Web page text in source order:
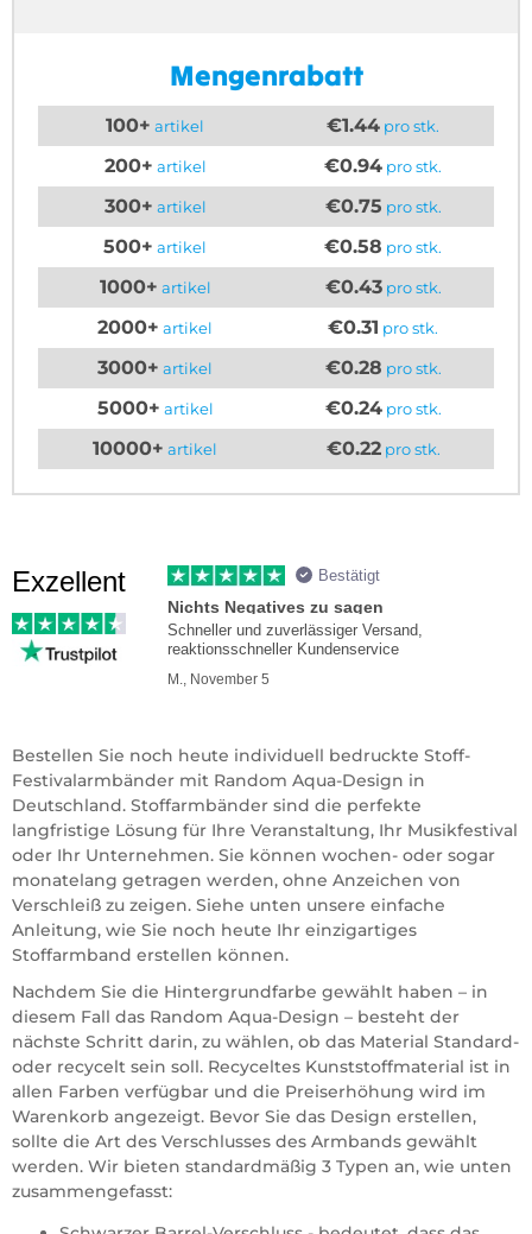
Mengenrabatt
100+ artikel €1.44 pro stk.
200+ artikel €0.94 pro stk.
300+ artikel €0.75 pro stk.
500+ artikel €0.58 pro stk.
1000+ artikel €0.43pro stk.
2000+ artikel €0.31 pro stk.
3000+ artikel €0.28 pro stk.
5000+ artikel €0.24pro stk.
10000+ artikel €0.22pro stk.
Exzellent Bestätigt
Nichts Negatives zu sagen
Schneller und zuverlässiger Versand,
reaktionsschneller Kundenservice
M., November 5
Bestellen Sie noch heute individuell bedruckte Stoff-
Festivalarmbänder mit Random Aqua-Design in
Deutschland. Stoffarmbänder sind die perfekte
langfristige Lösung für Ihre Veranstaltung, Ihr Musikfestival
oder Ihr Unternehmen. Sie können wochen- oder sogar
monatelang getragen werden, ohne Anzeichen von
Verschleiß zu zeigen. Siehe unten unsere einfache
Anleitung, wie Sie noch heute Ihr einzigartiges
Stoffarmband erstellen können.
Nachdem Sie die Hintergrundfarbe gewählt haben – in
diesem Fall das Random Aqua-Design – besteht der
nächste Schritt darin, zu wählen, ob das Material Standard-
oder recycelt sein soll. Recyceltes Kunststoffmaterial ist in
allen Farben verfügbar und die Preiserhöhung wird im
Warenkorb angezeigt. Bevor Sie das Design erstellen,
sollte die Art des Verschlusses des Armbands gewählt
werden. Wir bieten standardmäßig 3 Typen an, wie unten
zusammengefasst: